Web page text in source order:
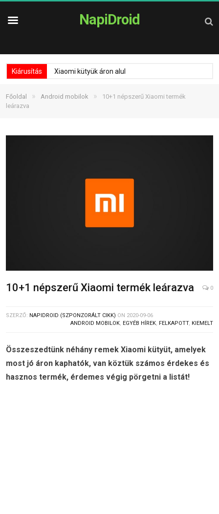
NapiDroid
Kiárusítás Xiaomi kütyük áron alul
Főoldal » Android mobilok »
10+1 népszerű Xiaomi termék
leárazva
10+1 népszerű Xiaomi termék leárazva 0
SZERZŐ: NAPIDROID (SZPONZORÁLT CIKK) ON 2020-09-06
ANDROID MOBILOK, EGYÉB HÍREK, FELKAPOTT, KIEMELT
Összeszedtünk néhány remek Xiaomi kütyüt, amelyek
most jó áron kaphatók, van köztük számos érdekes és
hasznos termék, érdemes végig pörgetni a listát!